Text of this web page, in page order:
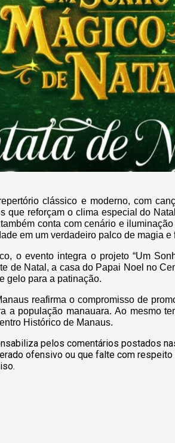
clássico e moderno, com
que reforçam o clima especial do
conta com cenário e
em um verdadeiro palco de magia e
o evento integra o projeto “Um
de Natal, a casa do Papai Noel no
gelo para a patinação.
reafirma o compromisso de
a população manauara. Ao mesmo
Histórico de Manaus.
pelos comentários postados
ofensivo ou que falte com